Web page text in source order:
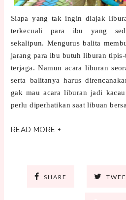
Siapa yang tak ingin diajak
terkecuali para ibu yang
sekalipun. Mengurus balita
jarang para ibu butuh liburan
terjaga. Namun acara liburan
serta balitanya harus
gak mau acara liburan jadi
perlu diperhatikan saat libuan
READ MORE +
SHARE